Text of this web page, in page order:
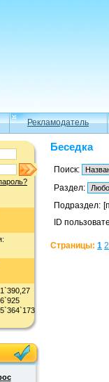
Рекламодатель
Беседка
Поиск:
Раздел:
Подраздел:
ID
Страницы: 1 2